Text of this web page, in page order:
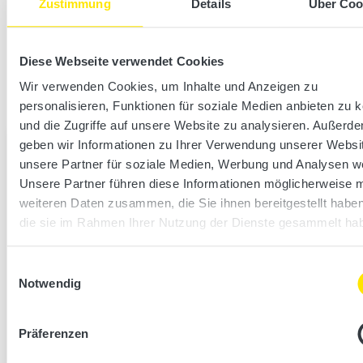
Zustimmung Details Über
Diese Webseite verwendet Cookies
Wir verwenden Cookies, um Inhalte und Anzeigen zu
personalisieren, Funktionen für soziale Medien anbieten zu
und die Zugriffe auf unsere Website zu analysieren.
geben wir Informationen zu Ihrer Verwendung unserer
unsere Partner für soziale Medien, Werbung und Analysen
Unsere Partner führen diese Informationen möglicherweise
weiteren Daten zusammen, die Sie ihnen bereitgestellt
die sie im Rahmen Ihrer Nutzung der Dienste gesammelt
Notwendig
Präferenzen
Atemwege.
Zu den TrioSol Infrarotkabinen